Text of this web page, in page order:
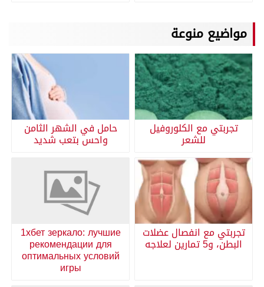
مواضيع منوعة
تجربتي مع الكلوروفيل
للشعر
حامل في الشهر الثامن
واحس بتعب شديد
تجربتي مع انفصال عضلات
البطن، و5 تمارين لعلاجه
1хбет зеркало: лучшие
рекомендации для
оптимальных условий
игры